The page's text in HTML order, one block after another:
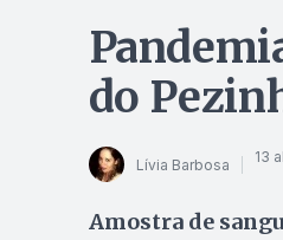
do
Lívia Barbosa 13
Amostra de